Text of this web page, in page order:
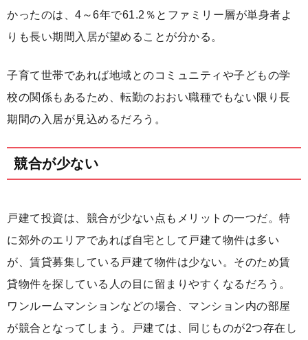
かったのは、4～6年で61.2％とファミリー層が単身者よ
りも長い期間入居が望めることが分かる。
子育て世帯であれば地域とのコミュニティや子どもの学
校の関係もあるため、転勤のおおい職種でもない限り長
期間の入居が見込めるだろう。
競合が少ない
戸建て投資は、競合が少ない点もメリットの一つだ。特
に郊外のエリアであれば自宅として戸建て物件は多い
が、賃貸募集している戸建て物件は少ない。そのため賃
貸物件を探している人の目に留まりやすくなるだろう。
ワンルームマンションなどの場合、マンション内の部屋
が競合となってしまう。戸建ては、同じものが2つ存在し